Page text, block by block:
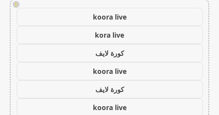
!
koora live
kora live
كورة لايف
koora live
كورة لايف
koora live